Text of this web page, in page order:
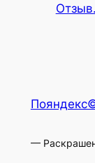
Отзыв.
—